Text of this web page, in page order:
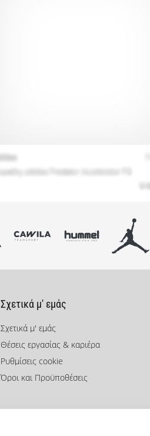
Σχετικά μ' εμάς
Σχετικά μ' εμάς
Θέσεις εργασίας & καριέρα
Ρυθμίσεις cookie
Όροι και Προϋποθέσεις